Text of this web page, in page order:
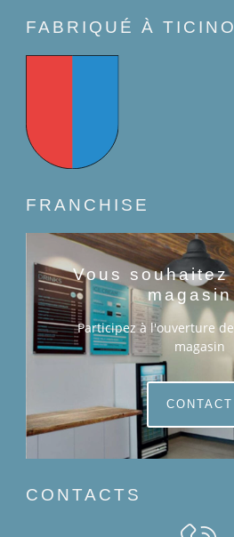
FABRIQUÉ À TICINO
FRANCHISE
Vous
Participez à l'ouverture
magasin
CONTACT
CONTACTS